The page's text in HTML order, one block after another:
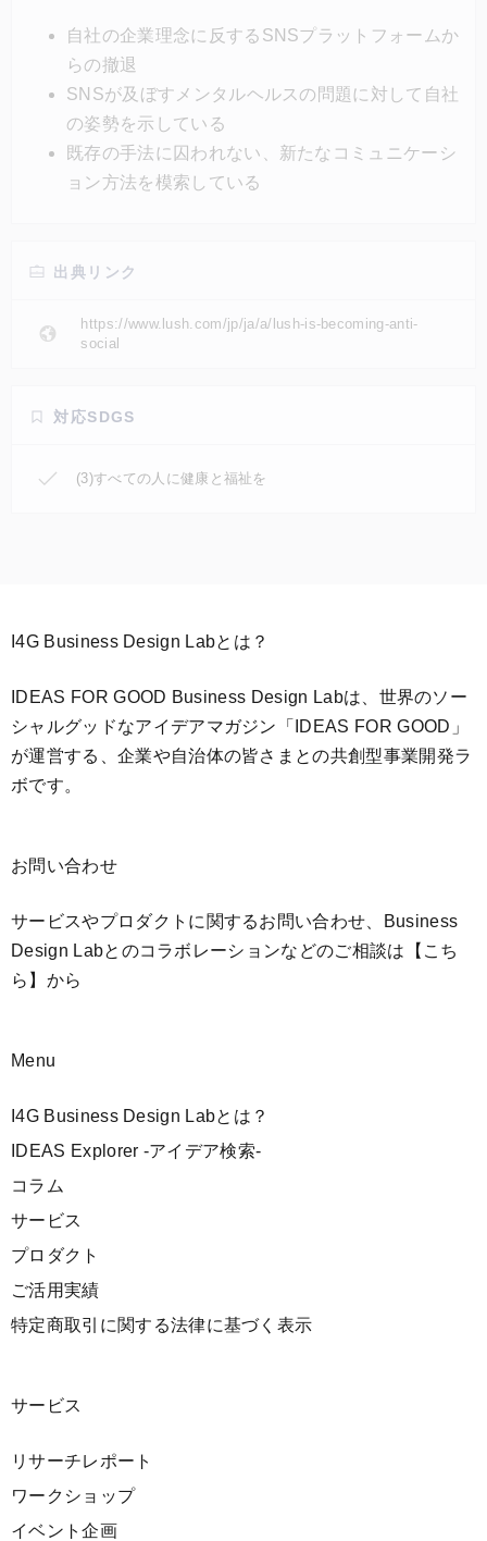
世界規模の規制を求めるためだ。ラッシュは、新しく
顧客と繋がる方法を模索し、他の場所でより良いコミ
ュニケーションの場を構築していく。
自社の企業理念に反するSNSプラットフォームか
らの撤退
SNSが及ぼすメンタルヘルスの問題に対して自社
の姿勢を示している
既存の手法に囚われない、新たなコミュニケーシ
ョン方法を模索している
出典リンク
https://www.lush.com/jp/ja/a/lush-is-becoming-anti-
social
対応SDGS
(3)すべての人に健康と福祉を
I4G Business Design Labとは？
IDEAS FOR GOOD Business Design Labは、世界のソー
シャルグッドなアイデアマガジン「IDEAS FOR GOOD」
が運営する、企業や自治体の皆さまとの共創型事業開発ラ
ボです。
お問い合わせ
サービスやプロダクトに関するお問い合わせ、Business
Design Labとのコラボレーションなどのご相談は 【こち
ら】 から
Menu
I4G Business Design Labとは？
IDEAS Explorer -アイデア検索-
コラム
サービス
プロダクト
ご活用実績
特定商取引に関する法律に基づく表示
サービス
リサーチレポート
ワークショップ
イベント企画